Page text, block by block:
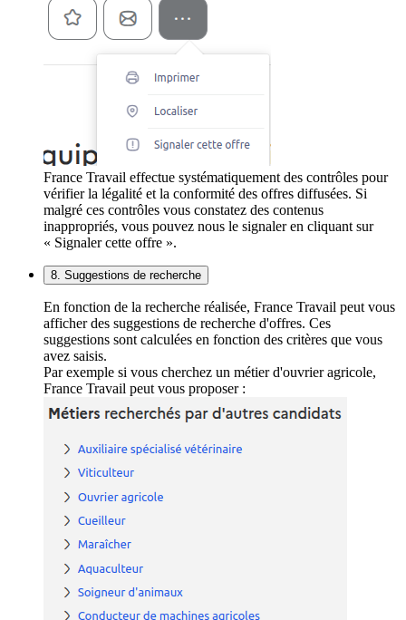
France Travail effectue systématiquement des contrôles pour
vérifier la légalité et la conformité des offres diffusées. Si
malgré ces contrôles vous constatez des contenus
inappropriés, vous pouvez nous le signaler en cliquant sur
« Signaler cette offre ».
8. Suggestions de recherche
En fonction de la recherche réalisée, France Travail peut vous
afficher des suggestions de recherche d'offres. Ces
suggestions sont calculées en fonction des critères que vous
avez saisis.
Par exemple si vous cherchez un métier d'ouvrier agricole,
France Travail peut vous proposer :